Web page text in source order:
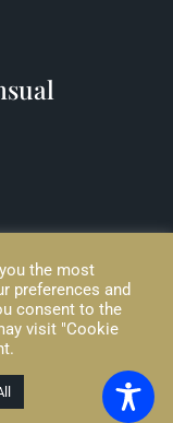
que pertenecen a
de SAXUM.
Eblana Solutions
the most
preferences and
consent to the
visit "Cookie